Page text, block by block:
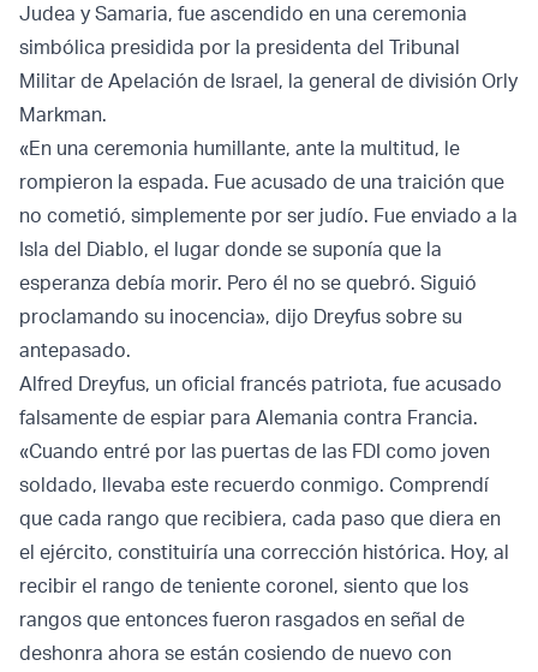
Judea y Samaria, fue ascendido en una ceremonia
simbólica presidida por la presidenta del Tribunal
Militar de Apelación de Israel, la general de división Orly
Markman.
«En una ceremonia humillante, ante la multitud, le
rompieron la espada. Fue acusado de una traición que
no cometió, simplemente por ser judío. Fue enviado a la
Isla del Diablo, el lugar donde se suponía que la
esperanza debía morir. Pero él no se quebró. Siguió
proclamando su inocencia», dijo Dreyfus sobre su
antepasado.
Alfred Dreyfus, un oficial francés patriota, fue acusado
falsamente de espiar para Alemania contra Francia.
«Cuando entré por las puertas de las FDI como joven
soldado, llevaba este recuerdo conmigo. Comprendí
que cada rango que recibiera, cada paso que diera en
el ejército, constituiría una corrección histórica. Hoy, al
recibir el rango de teniente coronel, siento que los
rangos que entonces fueron rasgados en señal de
deshonra ahora se están cosiendo de nuevo con